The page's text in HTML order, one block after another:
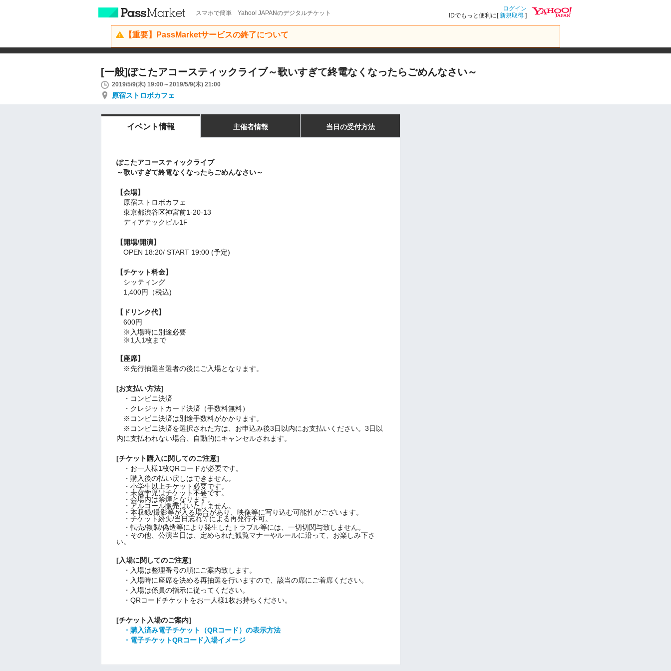
スマホで簡単 Yahoo! JAPANのデジタルチケット
ログイン
IDでもっと便利に[新規取得 ]
【重要】PassMarketサービスの終了について
[一般]ぽこたアコースティックライブ～歌いすぎて終電なくなったらごめんなさい～
2019/5/9(木) 19:00～2019/5/9(木) 21:00
原宿ストロボカフェ
イベント情報 主催者情報 当日の受付方法
ぽこたアコースティックライブ
～歌いすぎて終電なくなったらごめんなさい～
【会場】
原宿ストロボカフェ
東京都渋谷区神宮前1-20-13
ディアテックビル1F
【開場/開演】
OPEN 18:20/ START 19:00 (予定)
【チケット料金】
シッティング
1,400円（税込)
【ドリンク代】
600円
※入場時に別途必要
※1人1枚まで
【座席】
※先行抽選当選者の後にご入場となります。
[お支払い方法]
・コンビニ決済
・クレジットカード決済（手数料無料）
※コンビニ決済は別途手数料がかかります。
※コンビニ決済を選択された方は、お申込み後3日以内にお支払いください。3日以
内に支払われない場合、自動的にキャンセルされます。
[チケット購入に関してのご注意]
・お一人様1枚QRコードが必要です。
・購入後の払い戻しはできません。
・小学生以上チケット必要です。
・未就学児はチケット不要です。
・会場内は禁煙となります。
・アルコール販売はいたしません。
・本収録/撮影等が入る場合があり、映像等に写り込む可能性がございます。
・チケット紛失/当日忘れ等による再発行不可。
・転売/複製/偽造等により発生したトラブル等には、一切切関与致しません。
・その他、公演当日は、定められた観覧マナーやルールに沿って、お楽しみ下さ
い。
[入場に関してのご注意]
・入場は整理番号の順にご案内致します。
・入場時に座席を決める再抽選を行いますので、該当の席にご着席ください。
・入場は係員の指示に従ってください。
・QRコードチケットをお一人様1枚お持ちください。
[チケット入場のご案内]
・購入済み電子チケット（QRコード）の表示方法
・電子チケットQRコード入場イメージ